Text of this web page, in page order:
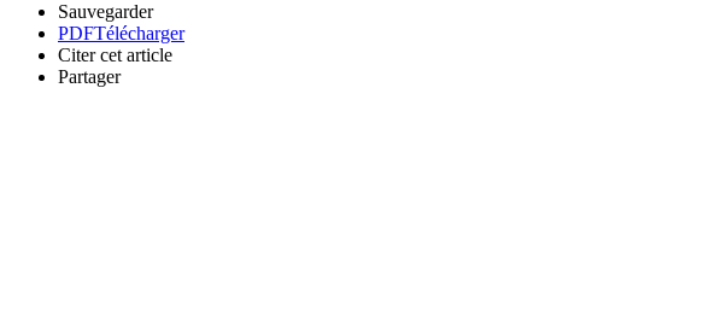
Sauvegarder
PDFTélécharger
Citer cet article
Partager